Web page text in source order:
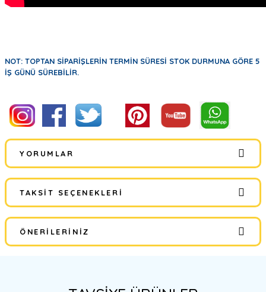
NOT: TOPTAN SİPARİŞLERİN TERMİN SÜRESİ STOK DURMUNA GÖRE 5
İŞ GÜNÜ SÜREBİLİR.
YORUMLAR
Bu ürüne ilk yorumu siz yapın!
Yorum Yaz
TAKSIT SEÇENEKLERI
ÖNERILERINIZ
tarafımıza iletebilirsiniz.